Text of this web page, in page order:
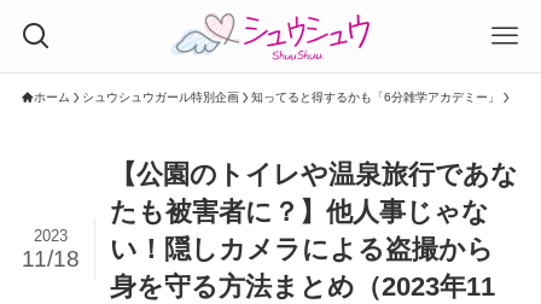
ホーム シュウシュウガール特別企画 知ってると得するかも「6分雑学アカデミー」
【公園のトイレや温泉旅行であな
たも被害者に？】他人事じゃな
い！隠しカメラによる盗撮から
身を守る方法まとめ（2023年11
2023
11/18